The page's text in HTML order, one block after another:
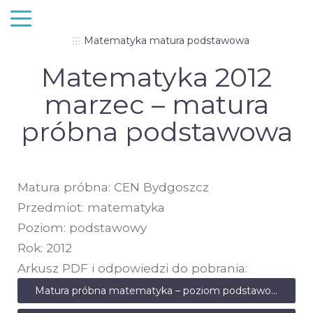
Matematyka matura podstawowa
Matematyka 2012
marzec – matura
próbna podstawowa
Matura próbna: CEN Bydgoszcz
Przedmiot: matematyka
Poziom: podstawowy
Rok: 2012
Arkusz PDF i odpowiedzi do pobrania:
Matura próbna matematyka – poziom podstawowy – marzec 2012